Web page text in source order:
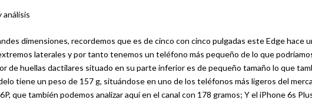
dimensiones, recordemos que es de cinco con cinco pulgadas este Edge hace
laterales y por tanto tenemos un teléfono más pequeño de lo que
de huellas dactilares situado en su parte inferior es de pequeño tamaño lo que
tiene un peso de 157 g, situándose en uno de los teléfonos más ligeros del
que también podemos analizar aquí en el canal con 178 gramos; Y el iPhone 6s